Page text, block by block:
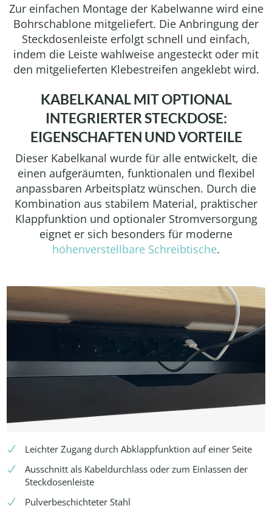
Zur einfachen Montage der Kabelwanne wird eine
Bohrschablone mitgeliefert. Die Anbringung der
Steckdosenleiste erfolgt schnell und einfach,
indem die Leiste wahlweise angesteckt oder mit
den mitgelieferten Klebestreifen angeklebt wird.
KABELKANAL MIT OPTIONAL
INTEGRIERTER STECKDOSE:
EIGENSCHAFTEN UND VORTEILE
Dieser Kabelkanal wurde für alle entwickelt, die
einen aufgeräumten, funktionalen und flexibel
anpassbaren Arbeitsplatz wünschen. Durch die
Kombination aus stabilem Material, praktischer
Klappfunktion und optionaler Stromversorgung
eignet er sich besonders für moderne
höhenverstellbare Schreibtische.
Leichter Zugang durch Abklappfunktion auf einer Seite
Ausschnitt als Kabeldurchlass oder zum Einlassen der
Steckdosenleiste
Pulverbeschichteter Stahl